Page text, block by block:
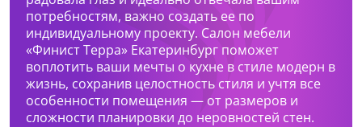
потребностям, важно создать ее по
индивидуальному проекту. Салон мебели
«Финист Терра» Екатеринбург поможет
воплотить ваши мечты о кухне в стиле модерн в
жизнь, сохранив целостность стиля и учтя все
особенности помещения — от размеров и
сложности планировки до неровностей стен.
+7 (969) 777-61-44
Перейти
Телефон
Какая мебель вас интересует?